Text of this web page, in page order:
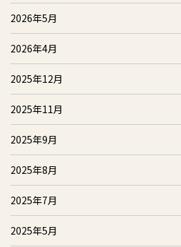
2026年5月
2026年4月
2025年12月
2025年11月
2025年9月
2025年8月
2025年7月
2025年5月